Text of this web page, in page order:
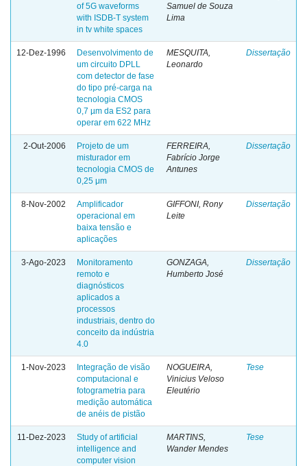
of 5G waveforms
with ISDB-T system
in tv white spaces
Samuel de Souza
Lima
12-Dez-1996
Desenvolvimento de
um circuito DPLL
com detector de fase
do tipo pré-carga na
tecnologia CMOS
0,7 µm da ES2 para
operar em 622 MHz
MESQUITA,
Leonardo
Dissertação
2-Out-2006
Projeto de um
misturador em
tecnologia CMOS de
0,25 μm
FERREIRA,
Fabrício Jorge
Antunes
Dissertação
8-Nov-2002
Amplificador
operacional em
baixa tensão e
aplicações
GIFFONI, Rony
Leite
Dissertação
3-Ago-2023
Monitoramento
remoto e
diagnósticos
aplicados a
processos
industriais, dentro do
conceito da indústria
4.0
GONZAGA,
Humberto José
Dissertação
1-Nov-2023
Integração de visão
computacional e
fotogrametria para
medição automática
de anéis de pistão
NOGUEIRA,
Vinicius Veloso
Eleutério
Tese
11-Dez-2023
Study of artificial
intelligence and
computer vision
MARTINS,
Wander Mendes
Tese